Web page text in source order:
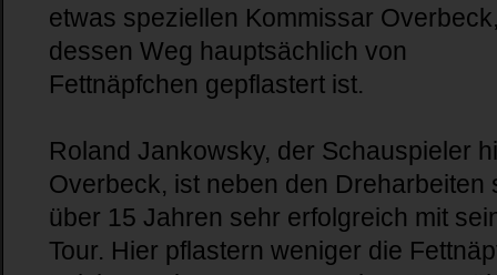
etwas speziellen Kommissar
dessen Weg hauptsächlich von
Fettnäpfchen gepflastert ist.
Roland Jankowsky, der Schauspieler
Overbeck, ist neben den Dreharbeiten
über 15 Jahren sehr erfolgreich mit
Tour. Hier pflastern weniger die